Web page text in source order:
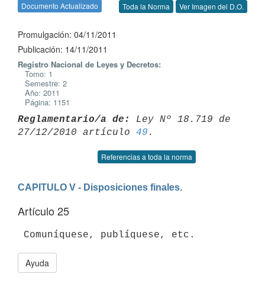
Documento Actualizado Toda la Norma Ver Imagen del D.O.
Promulgación: 04/11/2011
Publicación: 14/11/2011
Registro Nacional de Leyes y Decretos:
Tomo: 1
Semestre: 2
Año: 2011
Página: 1151
Reglamentario/a de:
Ley Nº 18.719 de
27/12/2010 artículo 49
Referencias a toda la norma
CAPITULO V - Disposiciones finales.
Artículo 25
Ayuda